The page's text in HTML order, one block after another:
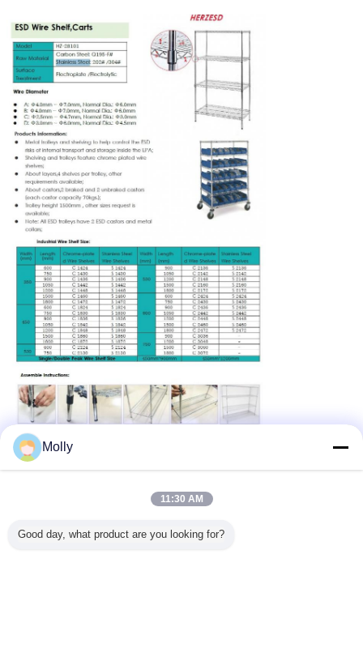
Molly
11:30 AM
Good day, what product are you looking for?